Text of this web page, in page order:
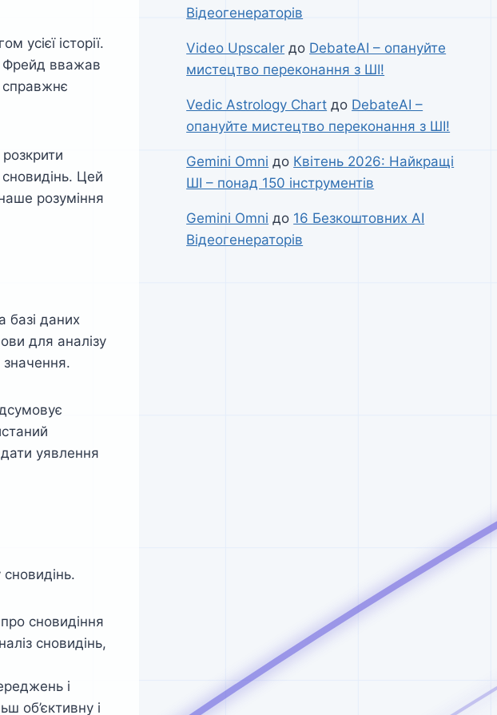
історії.
Фрейд вважав
справжнє
Цей
розуміння
базі даних
для аналізу
уявлення
сновидіння
сновидінь,
і
об’єктивну і
Відеогенераторів
Video Upscaler до DebateAI – опануйте
мистецтво переконання з ШІ!
Vedic Astrology Chart до DebateAI –
опануйте мистецтво переконання з ШІ!
Gemini Omni до Квітень 2026: Найкращі
ШІ – понад 150 інструментів
Gemini Omni до 16 Безкоштовних AI
Відеогенераторів